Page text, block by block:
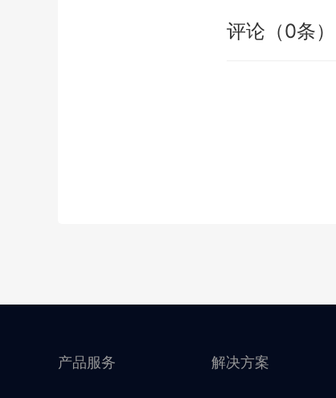
评论 （0条）
产品服务 解决方案